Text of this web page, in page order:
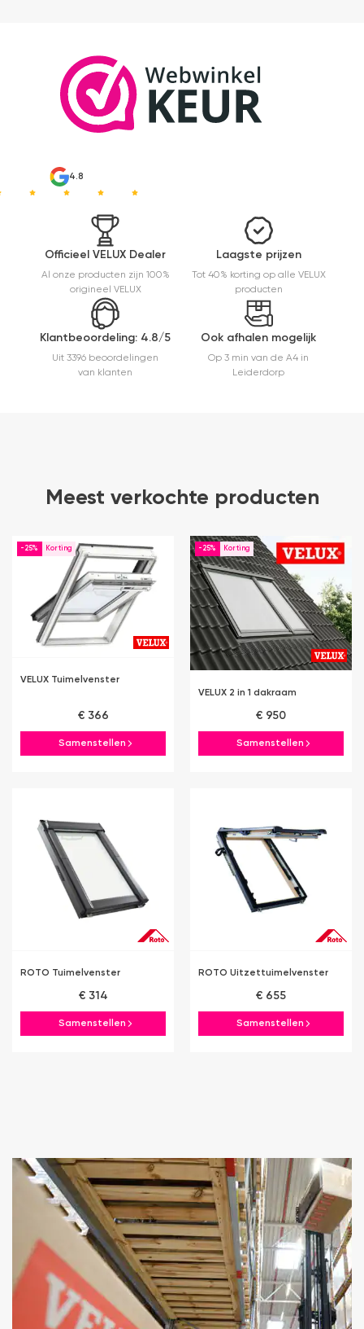
en kreukt
niet bij het
inrollen.
4.8
Officieel VELUX Dealer
Al onze producten zijn 100%
origineel VELUX
Laagste prijzen
Tot 40% korting op alle VELUX
producten
Klantbeoordeling: 4.8/5
Uit 3396 beoordelingen
van klanten
Ook afhalen mogelijk
Op 3 min van de A4 in
Leiderdorp
Meest verkochte producten
-25%
VELUX Tuimelvenster
€ 366
Samenstellen
-25%
VELUX 2 in 1 dakraam
€ 950
Samenstellen
ROTO Tuimelvenster
€ 314
Samenstellen
ROTO Uitzettuimelvenster
€ 655
Samenstellen